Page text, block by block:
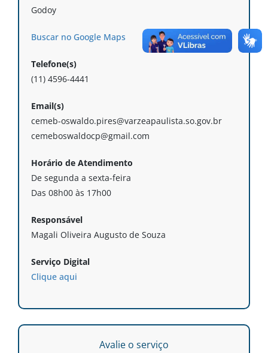
Godoy
Buscar no Google Maps
Telefone(s)
(11) 4596-4441
Email(s)
cemeb-oswaldo.pires@varzeapaulista.so.gov.br
cemeboswaldocp@gmail.com
Horário de Atendimento
De segunda a sexta-feira
Das 08h00 às 17h00
Responsável
Magali Oliveira Augusto de Souza
Serviço Digital
Clique aqui
Avalie o serviço